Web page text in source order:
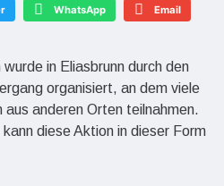
WhatsApp Email
in Eliasbrunn durch den
organisiert, an dem viele
aus anderen Orten teilnahmen.
diese Aktion in dieser Form